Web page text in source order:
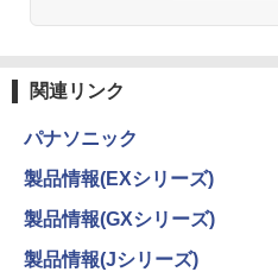
関連リンク
パナソニック
製品情報(EXシリーズ)
製品情報(GXシリーズ)
製品情報(Jシリーズ)